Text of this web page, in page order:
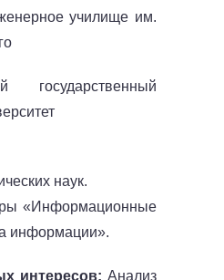
училище им.
государственный
наук.
«Информационные
информации».
интересов: Анализ